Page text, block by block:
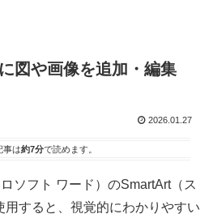
図や画像を追加・編集
2026.01.27
事は約7分で読めます。
ソフト ワード）のSmartArt（ス
用すると、視覚的にわかりやすい